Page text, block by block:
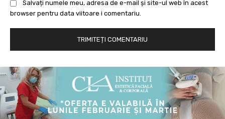
Salvați numele meu, adresa de e-mail și site-ul web în acest
browser pentru data viitoare i comentariu.